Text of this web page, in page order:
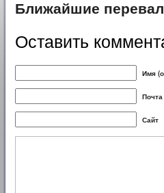
Ближайшие
Оставить
Имя
Почта
Сайт